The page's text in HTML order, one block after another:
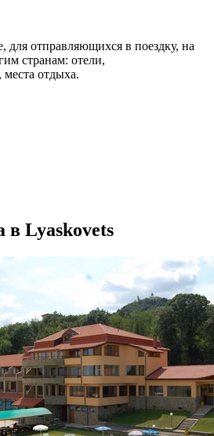
для отправляющихся в поездку, на
странам: отели,
места отдыха.
в Lyaskovets